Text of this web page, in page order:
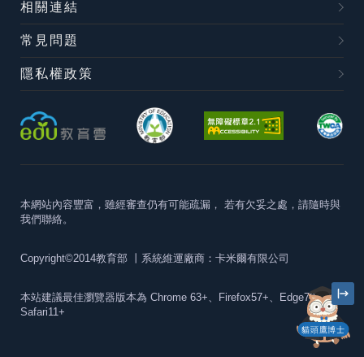
貓頭鷹博士
相關連結
常見問題
隱私權政策
本網站內容豐富，雖經審查仍有可能疏漏， 若有欠妥之處，請隨時與
我們聯絡。
Copyright©2014教育部 丨系統維運廠商：卡米爾有限公司
本站建議最佳瀏覽器版本為 Chrome 63+、Firefox57+、Edge79+及
Safari11+